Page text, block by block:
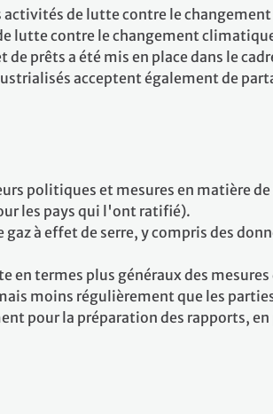
activités de lutte contre le
lutte contre le changement
prêts a été mis en place dans le
acceptent également de
politiques et mesures en matière
les pays qui l'ont ratifié).
à effet de serre, y compris des
en termes plus généraux des
moins régulièrement que les
pour la préparation des rapports,